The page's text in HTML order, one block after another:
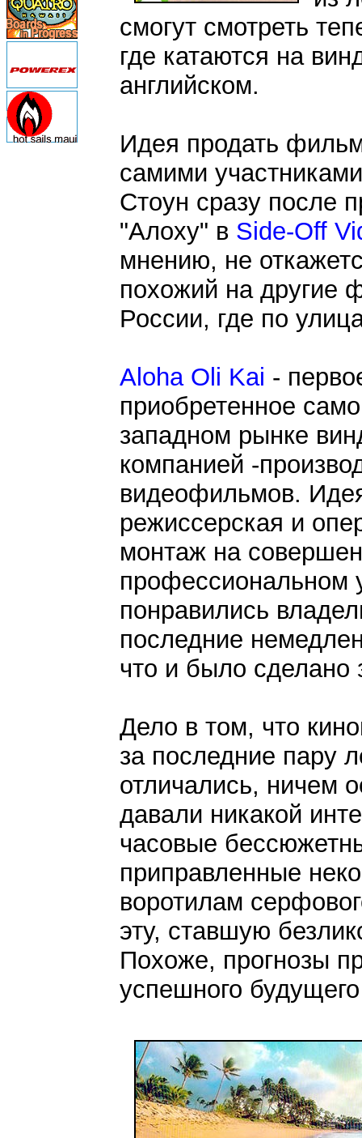
смогут смотреть
где катаются на
английском.
Идея продать
самими
Стоун сразу после
"Алоху" в Side-Off
мнению, не
похожий на другие
России, где по
Aloha Oli Kai -
приобретенное
западном рынке
компанией -
видеофильмов.
режиссерская и
монтаж на
профессиональном
понравились
последние
что и было
Дело в том, что
за последние пару
отличались, ничем
давали никакой
часовые
приправленные
воротилам
эту, ставшую
Похоже, прогнозы
успешного